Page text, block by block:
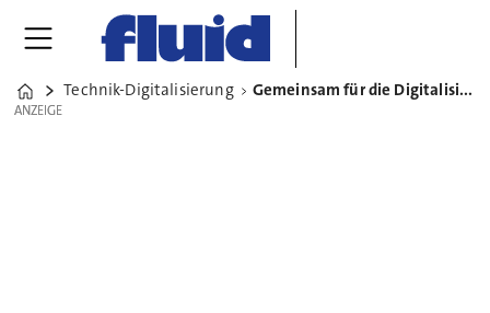
Home
Technik-Digitalisierung Gemeinsam für die Digitalisierung von morgen
ANZEIGE
ANZEIGE